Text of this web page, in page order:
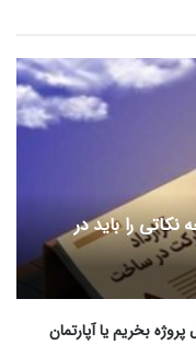
را باید در
بخریم یا آپارتمان